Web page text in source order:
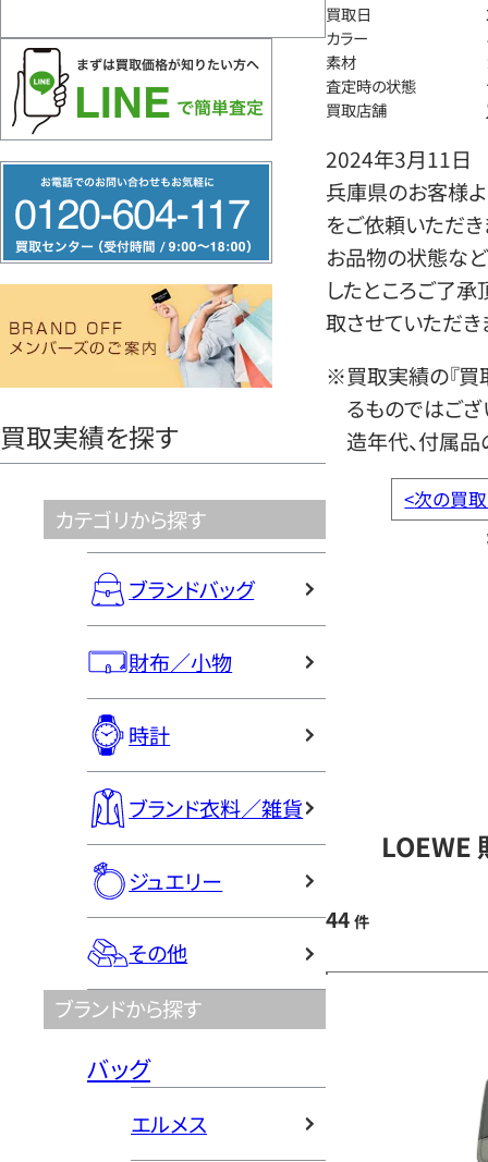
リ
ー
ヤ
買取実績を探す
カテゴリから探す
ブランドバッグ
財布／小物
時計
ブランド衣料／雑貨
ジュエリー
その他
ブランドから探す
バッグ
エルメス
買取日
カラー
素材
査定時の状態
買取店舗
2024年3月11日
兵庫県のお客様
をご依頼いただき
お品物の状態など
したところご了
取させていただき
※買取実績の『買
るものではござ
造年代、付属品
<次の買
LOEWE
44 件